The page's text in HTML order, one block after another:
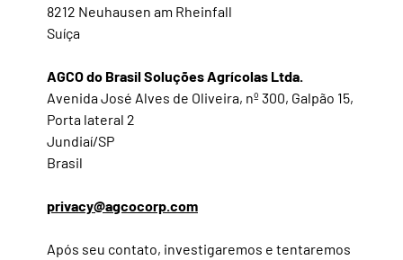
8212 Neuhausen am Rheinfall
Suíça
AGCO do Brasil Soluções Agrícolas Ltda.
Avenida José Alves de Oliveira, nº 300, Galpão 15,
Porta lateral 2
Jundiaí/SP
Brasil
privacy@agcocorp.com
Após seu contato, investigaremos e tentaremos